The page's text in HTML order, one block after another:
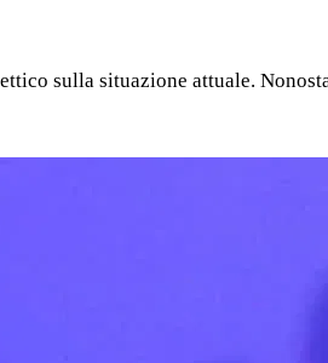
sulla situazione attuale.